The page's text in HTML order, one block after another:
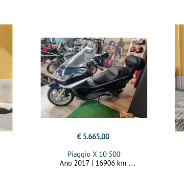
€ 5.665,00
Piaggio X 10 500
Ano 2017 | 16906 km